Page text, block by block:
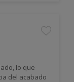
lo que
del acabado